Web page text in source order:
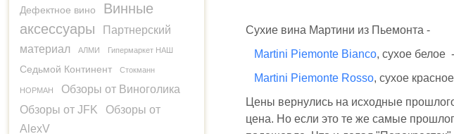
Сухие вина Мартини из Пьемонта -
Martini Piemonte Bianco, сухое
Martini Piemonte Rosso, сухое
Цены вернулись на исходные
цена. Но если это те же самые
Дефектное вино
Винные
аксессуары
Партнерский
материал
АЛМИ Гипермаркет НАШ
Седьмой Континент Стокманн
НОРМАН
Обзоры от Виноголика
Обзоры от JFK
Обзоры от
AlexV